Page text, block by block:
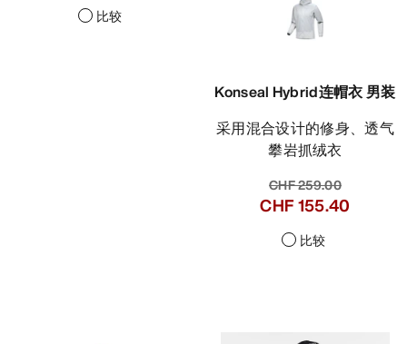
比较
Konseal Hybrid连帽衣 男装
采用混合设计的修身、透气
攀岩抓绒衣
CHF 259.00
CHF 155.40
比较